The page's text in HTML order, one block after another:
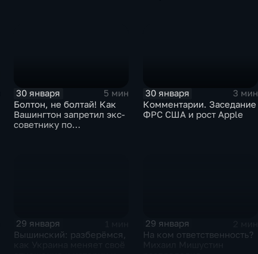
30 января
5 мин
Болтон, не болтай! Как
Вашингтон запретил экс-
советнику по
30 января
3 мин
Комментарии. Заседание
ФРС США и рост Apple
29 января
Вышинский: разберёмся,
29 января
На ком ответственность?